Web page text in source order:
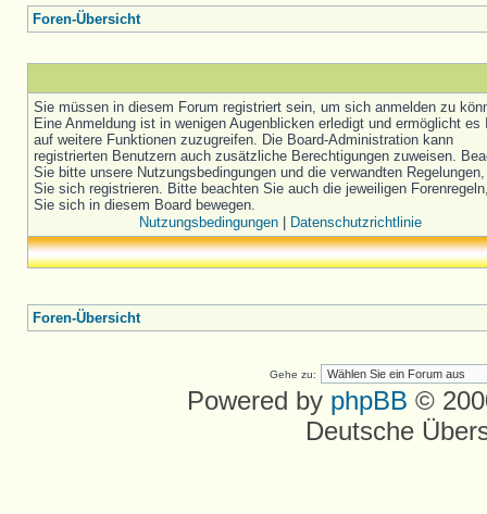
Foren-Übersicht
Sie müssen in diesem Forum registriert sein, um sich anmelden zu
Eine Anmeldung ist in wenigen Augenblicken erledigt und ermöglicht es
auf weitere Funktionen zuzugreifen. Die Board-Administration kann
registrierten Benutzern auch zusätzliche Berechtigungen zuweisen.
Sie bitte unsere Nutzungsbedingungen und die verwandten
Sie sich registrieren. Bitte beachten Sie auch die jeweiligen
Sie sich in diesem Board bewegen.
Nutzungsbedingungen| Datenschutzrichtlinie
Foren-Übersicht
Gehe zu:
Powered by phpBB ©
Deutsche